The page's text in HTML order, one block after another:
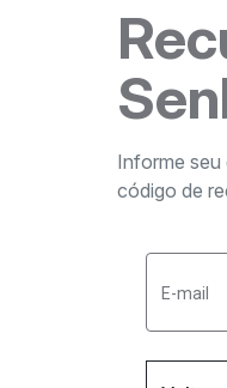
Informe seu
código de